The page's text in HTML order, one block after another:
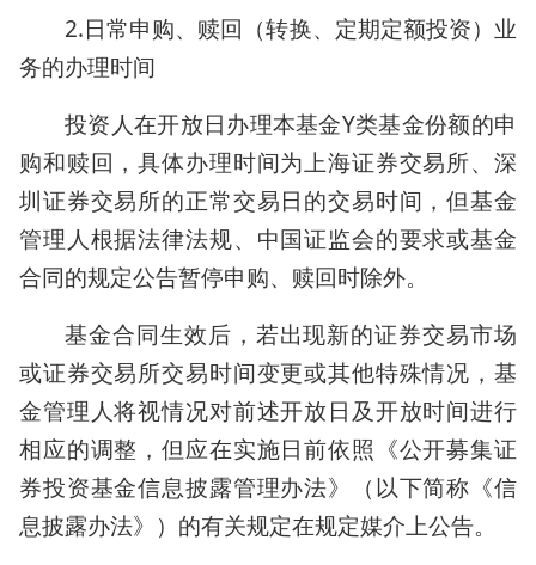
2.日常申购、赎回（转换、定期定额投资）业
务的办理时间
投资人在开放日办理本基金Y类基金份额的申
购和赎回，具体办理时间为上海证券交易所、深
圳证券交易所的正常交易日的交易时间，但基金
管理人根据法律法规、中国证监会的要求或基金
合同的规定公告暂停申购、赎回时除外。
基金合同生效后，若出现新的证券交易市场
或证券交易所交易时间变更或其他特殊情况，基
金管理人将视情况对前述开放日及开放时间进行
相应的调整，但应在实施日前依照《公开募集证
券投资基金信息披露管理办法》（以下简称《信
息披露办法》）的有关规定在规定媒介上公告。